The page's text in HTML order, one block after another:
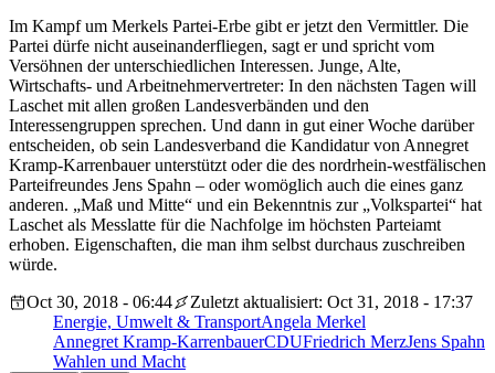
Im Kampf um Merkels Partei-Erbe gibt er jetzt den Vermittler. Die
Partei dürfe nicht auseinanderfliegen, sagt er und spricht vom
Versöhnen der unterschiedlichen Interessen. Junge, Alte,
Wirtschafts- und Arbeitnehmervertreter: In den nächsten Tagen will
Laschet mit allen großen Landesverbänden und den
Interessengruppen sprechen. Und dann in gut einer Woche darüber
entscheiden, ob sein Landesverband die Kandidatur von Annegret
Kramp-Karrenbauer unterstützt oder die des nordrhein-westfälischen
Parteifreundes Jens Spahn – oder womöglich auch die eines ganz
anderen. „Maß und Mitte“ und ein Bekenntnis zur „Volkspartei“ hat
Laschet als Messlatte für die Nachfolge im höchsten Parteiamt
erhoben. Eigenschaften, die man ihm selbst durchaus zuschreiben
würde.
Oct 30, 2018 - 06:44
Zuletzt aktualisiert: Oct 31, 2018 - 17:37
Energie, Umwelt & TransportAngela Merkel
Annegret Kramp-KarrenbauerCDUFriedrich MerzJens Spahn
Wahlen und Macht